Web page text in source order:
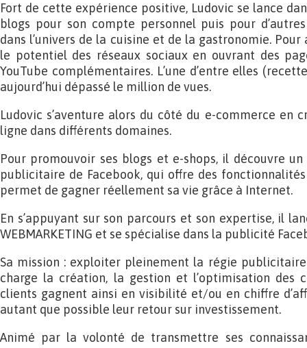
Fort de cette expérience positive, Ludovic se lance
blogs pour son compte personnel puis pour
dans l’univers de la cuisine et de la gastronomie.
le potentiel des réseaux sociaux en ouvrant des
YouTube complémentaires. L’une d’entre elles
aujourd’hui dépassé le million de vues.
Ludovic s’aventure alors du côté du e-commerce en
ligne dans différents domaines.
Pour promouvoir ses blogs et e-shops, il découvre
publicitaire de Facebook, qui offre des
permet de gagner réellement sa vie grâce à Internet.
En s’appuyant sur son parcours et son expertise, il
WEBMARKETING et se spécialise dans la publicité
Sa mission : exploiter pleinement la régie
charge la création, la gestion et l’optimisation des
clients gagnent ainsi en visibilité et/ou en chiffre
autant que possible leur retour sur investissement.
Animé par la volonté de transmettre ses